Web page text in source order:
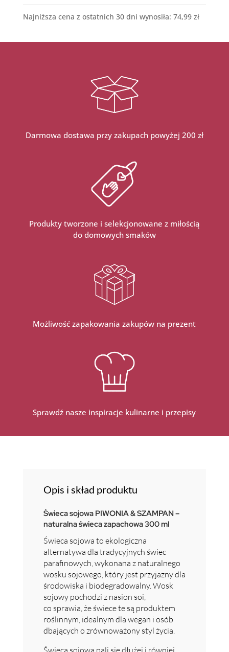
Najniższa cena z ostatnich 30 dni wynosiła: 74,99 zł
Darmowa dostawa przy zakupach powyżej 200 zł
Produkty tworzone i selekcjonowane z miłością
do domowych smaków
Możliwość zapakowania zakupów na prezent
Sprawdź nasze inspiracje kulinarne i przepisy
Opis i skład produktu
Świeca sojowa PIWONIA & SZAMPAN –
naturalna świeca zapachowa 300 ml
Świeca sojowa to ekologiczna
alternatywa dla tradycyjnych świec
parafinowych, wykonana z naturalnego
wosku sojowego, który jest przyjazny dla
środowiska i biodegradowalny. Wosk
sojowy pochodzi z nasion soi,
co sprawia, że świece te są produktem
roślinnym, idealnym dla wegan i osób
dbających o zrównoważony styl życia.